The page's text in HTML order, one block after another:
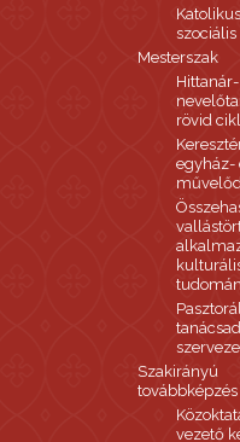
Katolikus
Mesterszak
Hittanár-
rövid
egyház-
Szakirányú
továbbképzés
vezető